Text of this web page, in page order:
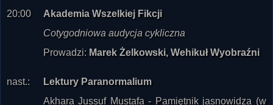
Cotygodniowa audycja cykliczna
Prowadzi:Marek Żelkowski, Wehikuł Wyobraźni
Lektury Paranormalium
Akhara Jussuf Mustafa - Pamiętnik jasnowidza (w
odcinkach)